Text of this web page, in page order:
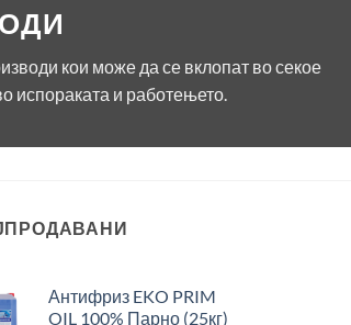
кои може да се вклопат во секое
испораката и работењето.
Антифриз EKO PRIM
OIL 100% Парно (25кг)